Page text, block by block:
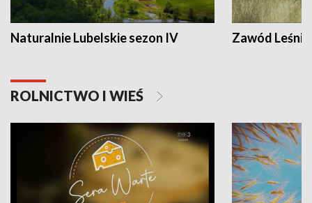
Naturalnie Lubelskie sezon IV Zawód Leśnik
ROLNICTWO I WIEŚ